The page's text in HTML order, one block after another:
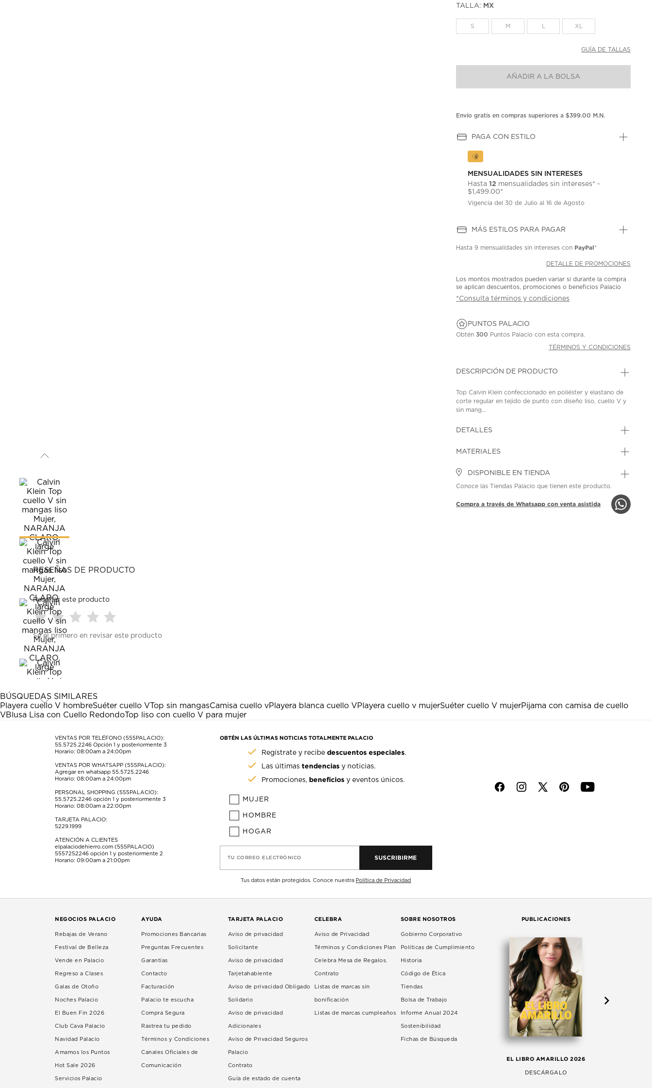
misma
TALLA: MX
S M XL
GUÍA DE TALLAS
AÑADIR A LA BOLSA
Envío gratis en compras superiores a $399.00 M.N.
PAGA CON ESTILO
MENSUALIDADES SIN INTERESES
Hasta12 mensualidades sin intereses* -
$1,499.00*
Vigencia del 30 de Julio al 16 de Agosto
MÁS ESTILOS PARA PAGAR
Hasta9 mensualidades sin intereses con PayPal*
DETALLE DE PROMOCIONES
Los montos mostrados pueden variar si durante la compra
se aplican descuentos, promociones o beneficios Palacio
*Consulta términos y condiciones
PUNTOS PALACIO
Obtén300 Puntos Palacio con esta compra.
TÉRMINOS Y CONDICIONES
DESCRIPCIÓN DE PRODUCTO
Top Calvin Klein confeccionado en poliéster y elastano de
corte regular en tejido de punto con diseño liso, cuello V y
sin mang...
DETALLES
MATERIALES
DISPONIBLE EN TIENDA
Conoce las Tiendas Palacio que tienen este producto.
Compra a través de Whatsapp con venta asistida
RESEÑAS DE PRODUCTO
Reseñar este producto
Seleccionar
para
calificar
el
artículo
con
estrella
Esta
acción
abrirá
formulario
Seleccionar
para
calificar
el
artículo
con
estrellas.
Esta
acción
abrirá
formulario
de
para
estrellas.
Esta
acción
abrirá
formulario
de
para
estrellas.
Esta
acción
abrirá
formulario
de
para
Esta
acción
abrirá
formulario
de
envío.
Sé el primero en revisar este producto
BÚSQUEDAS SIMILARES
Playera cuello V hombreSuéter cuello VTop sin mangasCamisa cuello vPlayera blanca cuello VPlayera cuello v mujerSuéter cuello V mujerPijama con camisa de cuello
VBlusa Lisa con Cuello RedondoTop liso con cuello V para mujer
VENTAS POR TELÉFONO (555PALACIO):
55.5725.2246 Opción 1 y posteriormente 3
Horario: 08:00am a 24:00pm
VENTAS POR WHATSAPP (555PALACIO):
Agregar en whatsapp 55.5725.2246
Horario: 08:00am a 24:00pm
PERSONAL SHOPPING (555PALACIO):
55.5725.2246 opción 1 y posteriormente 3
Horario: 08:00am a 22:00pm
TARJETA PALACIO:
5229.1999
ATENCIÓN A CLIENTES
elpalaciodehierro.com (555PALACIO)
5557252246 opción 1 y posteriormente 2
Horario: 09:00am a 21:00pm
OBTÉN LAS ÚLTIMAS NOTICIAS TOTALMENTE PALACIO
Regístrate y recibedescuentos especiales.
Las últimastendencias y noticias.
Promociones, beneficios y eventos únicos.
MUJER
HOMBRE
HOGAR
TU CORREO ELECTRÓNICO SUSCRIBIRME
Tus datos están protegidos. Conoce nuestra Política de Privacidad
f i p y
NEGOCIOS PALACIO
Rebajas de Verano
Festival de Belleza
Vende en Palacio
Regreso a Clases
Galas de Otoño
Noches Palacio
El Buen Fin 2026
Club Cava Palacio
Navidad Palacio
Amamos los Puntos
Hot Sale 2026
Servicios Palacio
AYUDA
Promociones Bancarias
Preguntas Frecuentes
Garantías
Contacto
Facturación
Palacio te escucha
Compra Segura
Rastrea tu pedido
Términos y Condiciones
Canales Oficiales de
Comunicación
TARJETA PALACIO
Aviso de privacidad
Solicitante
Aviso de privacidad
Tarjetahabiente
Aviso de privacidad Obligado
Solidario
Aviso de privacidad
Adicionales
Aviso de Privacidad Seguros
Palacio
Contrato
Guía de estado de cuenta
CELEBRA
Aviso de Privacidad
Términos y Condiciones Plan
Celebra Mesa de Regalos.
Contrato
Listas de marcas sin
bonificación
Listas de marcas cumpleaños
SOBRE NOSOTROS
Gobierno Corporativo
Políticas de Cumplimiento
Historia
Código de Ética
Tiendas
Bolsa de Trabajo
Informe Anual 2024
Sostenibilidad
Fichas de Búsqueda
PUBLICACIONES
EL LIBRO AMARILLO 2026
DESCÁRGALO